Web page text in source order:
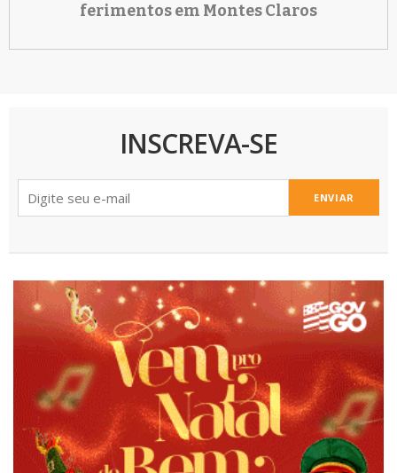
ferimentos em Montes Claros
INSCREVA-SE
ENVIAR